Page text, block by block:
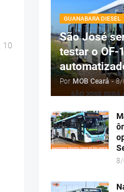
10
GUANABARA DIESEL
São José
testar o OF-
Por MOB Ceará - 8/
8/